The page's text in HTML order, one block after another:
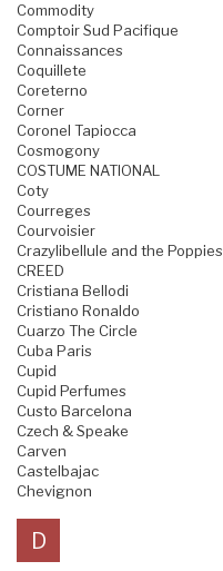
Commodity
Comptoir Sud Pacifique
Connaissances
Coquillete
Coreterno
Corner
Coronel Tapiocca
Cosmogony
COSTUME NATIONAL
Coty
Courreges
Courvoisier
Crazylibellule and the Poppies
CREED
Cristiana Bellodi
Cristiano Ronaldo
Cuarzo The Circle
Cuba Paris
Cupid
Cupid Perfumes
Custo Barcelona
Czech & Speake
Carven
Castelbajac
Chevignon
D